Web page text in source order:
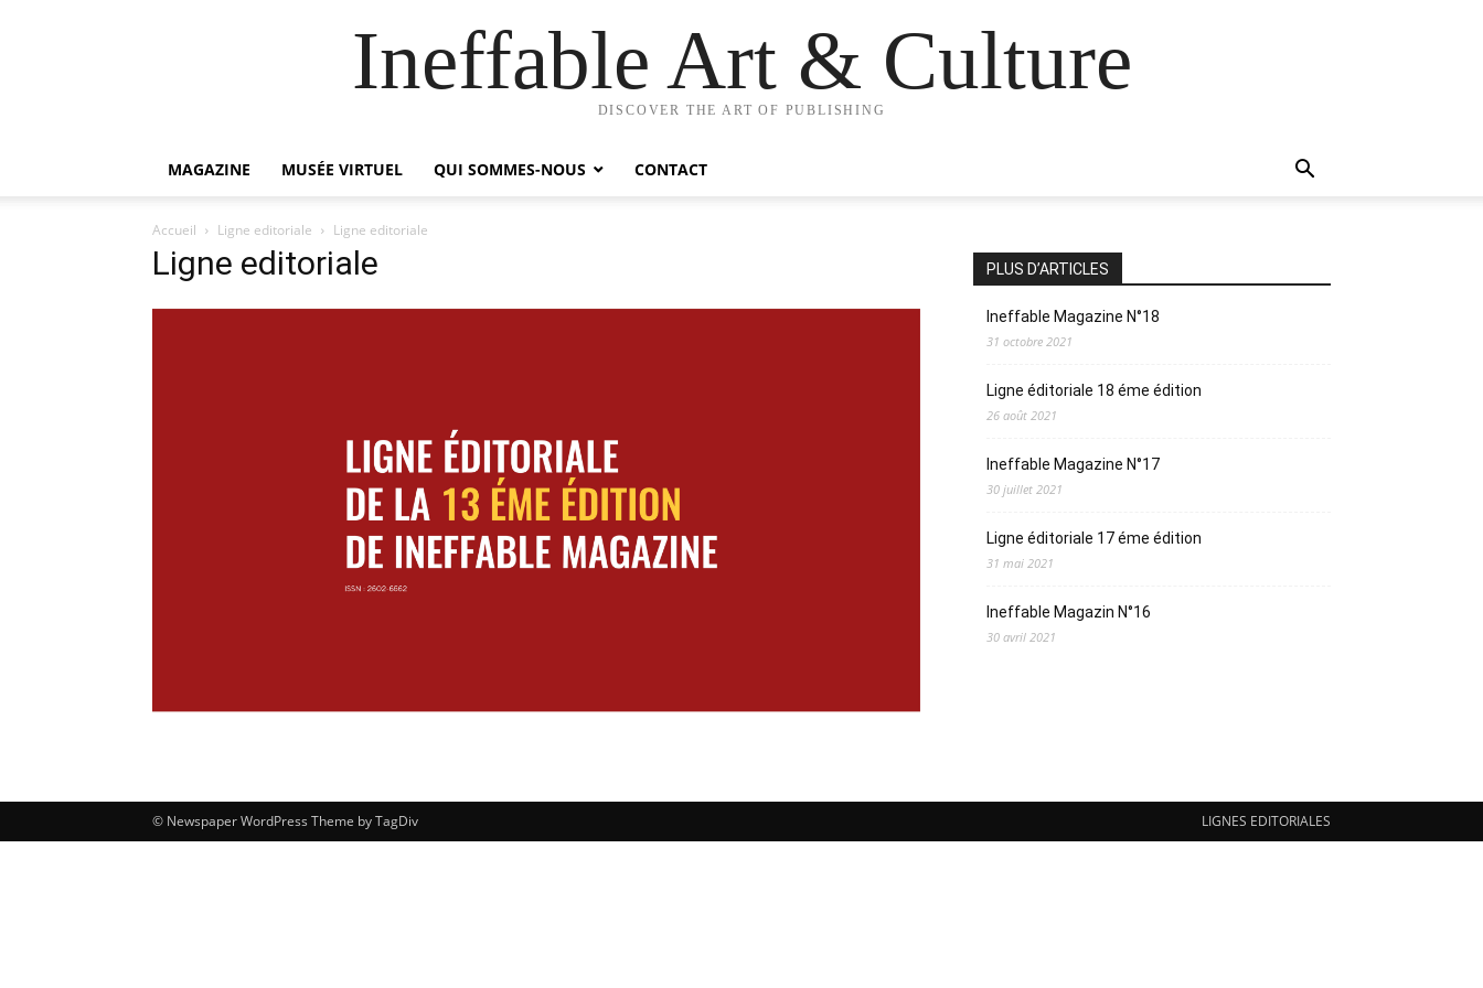
Ineffable Art & Culture
DISCOVER THE ART OF PUBLISHING
MAGAZINE MUSÉE VIRTUEL QUI SOMMES-NOUS CONTACT
Accueil Ligne editoriale Ligne editoriale
Ligne editoriale PLUS D’ARTICLES
Ineffable Magazine N°18
31 octobre 2021
Ligne éditoriale 18 éme édition
26 août 2021
Ineffable Magazine N°17
30 juillet 2021
Ligne éditoriale 17 éme édition
31 mai 2021
Ineffable Magazin N°16
30 avril 2021
LIGNES EDITORIALES
© Newspaper WordPress Theme by TagDiv